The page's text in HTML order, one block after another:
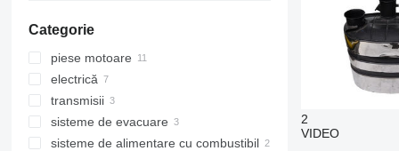
Categorie
piese motoare
motoare
cartere auto
capetele blocului de cilindrii
pistoane
electrică
unităţi de control
comutatoare subvirare
transmisii
prize de putere
discuri de ambreiaj
sisteme de evacuare
catalizatoare
sisteme de alimentare cu combustibil
2
VIDEO